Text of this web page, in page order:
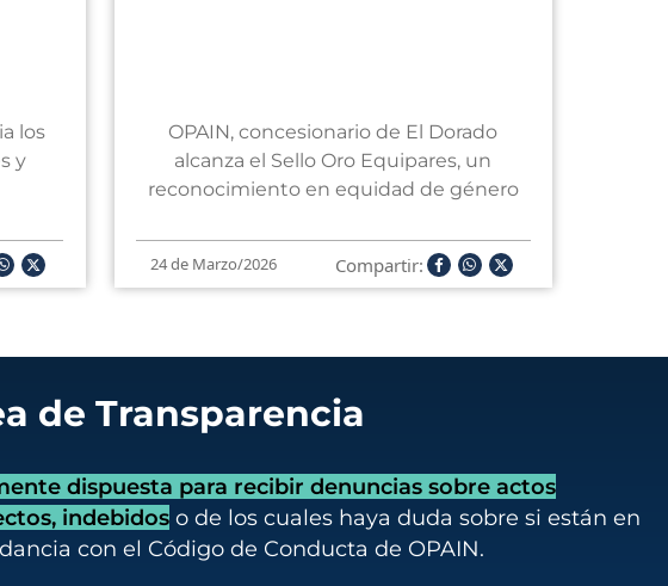
los
y
OPAIN, concesionario de El Dorado
alcanza el Sello Oro Equipares, un
reconocimiento en equidad de género
24 de Marzo/2026 Compartir:
de Transparencia
dispuesta para recibir denuncias sobre actos
indebidos o de los cuales haya duda sobre si están en
con el Código de Conducta de OPAIN.